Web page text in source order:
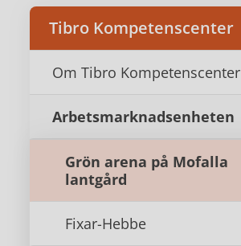
Tibro Kompetenscenter
Om Tibro Kompetenscenter
Arbetsmarknadsenheten
Grön arena på Mofalla
lantgård
Fixar-Hebbe